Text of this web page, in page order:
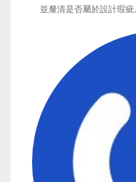
並釐清是否屬於設計瑕疵。